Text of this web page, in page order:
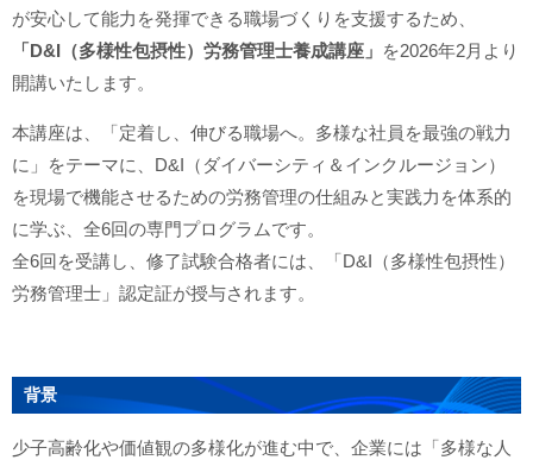
が安心して能力を発揮できる職場づくりを支援するため、
「D&I（多様性包摂性）労務管理士養成講座」 を2026年2月より
開講いたします。
本講座は、「定着し、伸びる職場へ。多様な社員を最強の戦力
に」をテーマに、D&I（ダイバーシティ＆インクルージョン）
を現場で機能させるための労務管理の仕組みと実践力を体系的
に学ぶ、全6回の専門プログラムです。
全6回を受講し、修了試験合格者には、「D&I（多様性包摂性）
労務管理士」認定証が授与されます。
背景
少子高齢化や価値観の多様化が進む中で、企業には「多様な人